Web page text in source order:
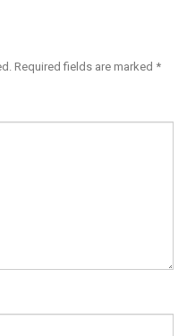
Required fields are marked *